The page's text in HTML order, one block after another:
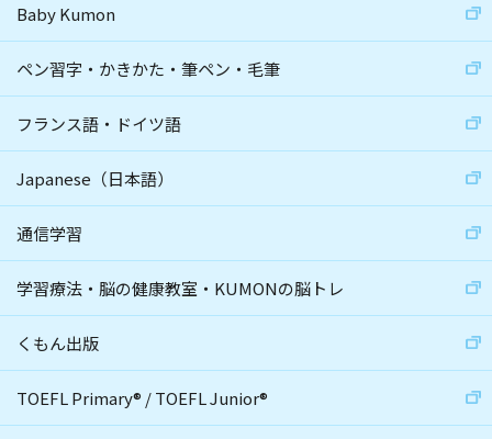
Baby Kumon
ペン習字・かきかた・筆ペン・毛筆
フランス語・ドイツ語
Japanese（日本語）
通信学習
学習療法・脳の健康教室・KUMONの脳トレ
くもん出版
TOEFL Primary® /TOEFL Junior®